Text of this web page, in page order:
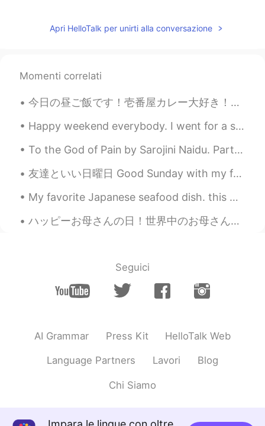
@秦传奇 其实我想说他们那边比我们天亮
秦传奇
@小秋想买辆奔驰有时差，哈哈哈哈哈哈哈
ENID CN FR JP
@為學夢努力thank you🥰
為學夢努力 2020.06.24 10:37
FR
小秋想买辆奔驰 2020.06.24 10:33
ENID CN JP
南栀 2020.06.24 10:31
CN EN
😂,anyway,thank u soooooooo much😘
Apri HelloTalk per unirti alla conversazione
Momenti correlati
今日の昼ご飯です！壱番屋カレー大好き！！チーズカツカレーが一番好きです！3辛が美味しかったです〜💕 My lunch! I love Coco’s Curry!! My favorite is...
Happy weekend everybody. I went for a short hike this morning with the adventure-dog. The trail...
To the God of Pain by Sarojini Naidu. Part 1 of 2. UNWILLING priestess in thy cruel fane, Long ...
友達といい日曜日 Good Sunday with my friends. 🥰 We ate dumplings and black sesame flavour ice cream! 😋 ...
My favorite Japanese seafood dish. this was shot in the city of Otaru. 私の好きな日本のシーフード料理。これは小樽市で撮...
ハッピーお母さんの日！世界中のお母さんたちに感謝します！ なにしましたか？ 僕の母は遠くて会えないけど、昨日両親と妹とビデオチャットして、今日似顔描いてみた！そんな不味くないと思う😌 Happ...
Seguici
AI Grammar Press Kit HelloTalk Web
Language Partners Lavori Blog
Chi Siamo